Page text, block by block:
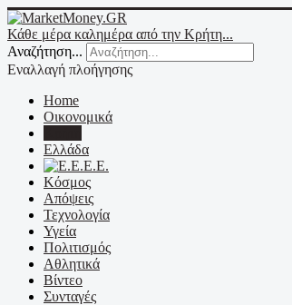
Κάθε μέρα καλημέρα από την Κρήτη...
Αναζήτηση...
Εναλλαγή πλοήγησης
Home
Οικονομικά
Ελλάδα
Ε.Ε.
Κόσμος
Απόψεις
Τεχνολογία
Υγεία
Πολιτισμός
Αθλητικά
Βίντεο
Συνταγές